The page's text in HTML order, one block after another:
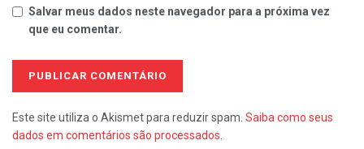
Salvar meus dados neste navegador para a próxima vez
que eu comentar.
Este site utiliza o Akismet para reduzir spam. Saiba como seus
dados em comentários são processados.